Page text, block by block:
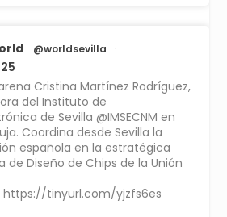
@worldsevilla ·
Cristina Martínez Rodríguez,
del Instituto de
de Sevilla @IMSECNM en
Coordina desde Sevilla la
española en la estratégica
de Diseño de Chips de la Unión
https://tinyurl.com/yjzfs6es